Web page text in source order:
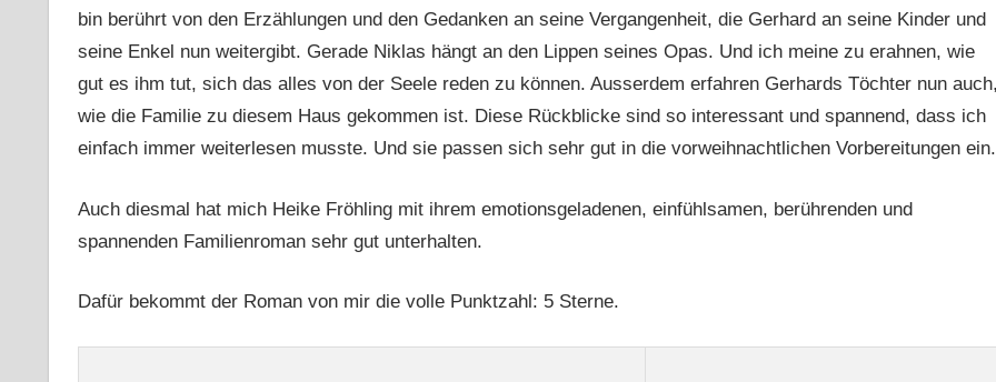
bin berührt von den Erzählungen und den Gedanken an seine Vergangenheit, die Gerhard an seine Kinder und
seine Enkel nun weitergibt. Gerade Niklas hängt an den Lippen seines Opas. Und ich meine zu erahnen, wie
gut es ihm tut, sich das alles von der Seele reden zu können. Ausserdem erfahren Gerhards Töchter nun
wie die Familie zu diesem Haus gekommen ist. Diese Rückblicke sind so interessant und spannend, dass ich
einfach immer weiterlesen musste. Und sie passen sich sehr gut in die vorweihnachtlichen Vorbereitungen ein.
Auch diesmal hat mich Heike Fröhling mit ihrem emotionsgeladenen, einfühlsamen, berührenden und
spannenden Familienroman sehr gut unterhalten.
Dafür bekommt der Roman von mir die volle Punktzahl: 5 Sterne.